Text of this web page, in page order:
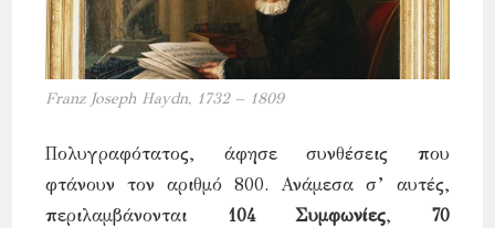
Franz Joseph Haydn, 1732 – 1809
Πολυγραφότατος, άφησε συνθέσεις που
φτάνουν τον αριθμό 800. Ανάμεσα σ’ αυτές,
περιλαμβάνονται 104 Συμφωνίες, 70